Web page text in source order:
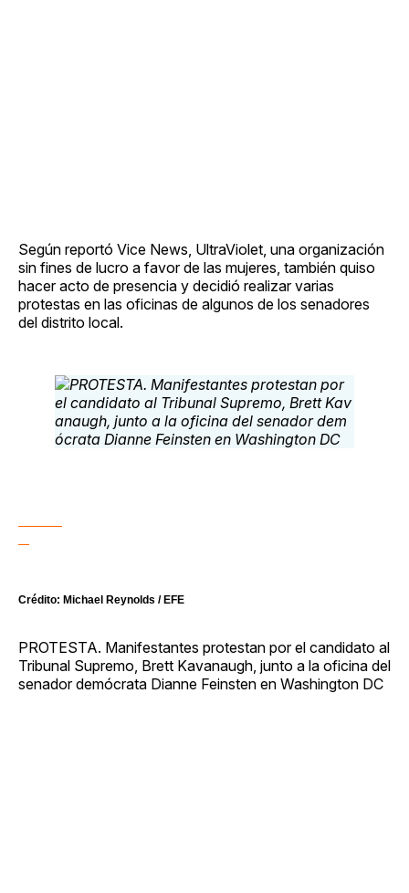
Según reportó Vice News, UltraViolet, una organización
sin fines de lucro a favor de las mujeres, también quiso
hacer acto de presencia y decidió realizar varias
protestas en las oficinas de algunos de los senadores
del distrito local.
Crédito: Michael Reynolds / EFE
PROTESTA. Manifestantes protestan por el candidato al
Tribunal Supremo, Brett Kavanaugh, junto a la oficina del
senador demócrata Dianne Feinsten en Washington DC